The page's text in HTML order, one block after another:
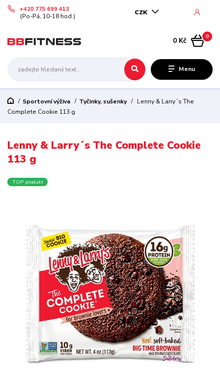
Menu
CZK
+420 775 699 413
(Po-Pá, 10-18 hod.)
0
0 Kč
Sportovní výživa Tyčinky, sušenky
Lenny & Larry´s The
Complete Cookie 113 g
Lenny & Larry´s The Complete Cookie
113 g
TOP produkt